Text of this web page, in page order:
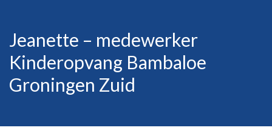
Jeanette – medewerker
Kinderopvang Bambaloe
Groningen Zuid